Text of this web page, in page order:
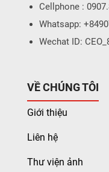
Cellphone :
Whatsapp:
Wechat ID:
VỀ CHÚNG TÔI
Giới thiệu
Liên hệ
Thư viện ảnh